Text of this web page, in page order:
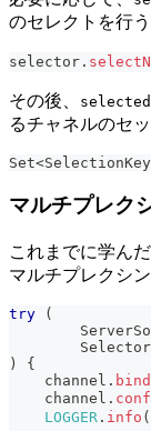
のセレクトを行
selector .
その後、
るチャネルのセ
Set<SelectionKey
マルチプレク
これまでに学ん
マルチプレクシ
try
(
Selector
)
{
    channel
. bind
    channel
.
LOGGER . info (